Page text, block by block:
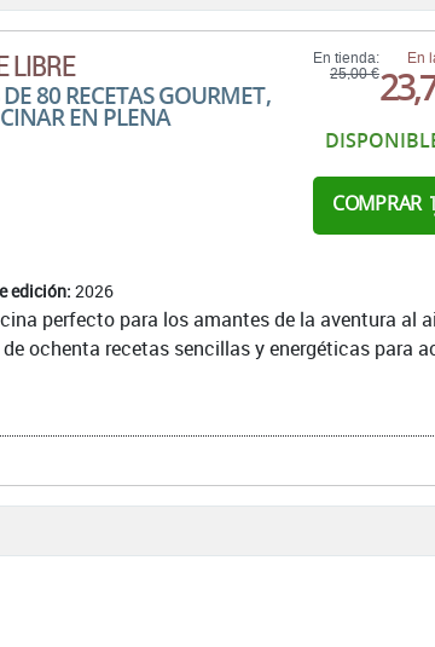
LIBRE
80 RECETAS GOURMET,
EN PLENA
edición: 2026
En tienda:
25,00 €
En
COMPRAR
perfecto para los amantes de la aventura al
ochenta recetas sencillas y energéticas para